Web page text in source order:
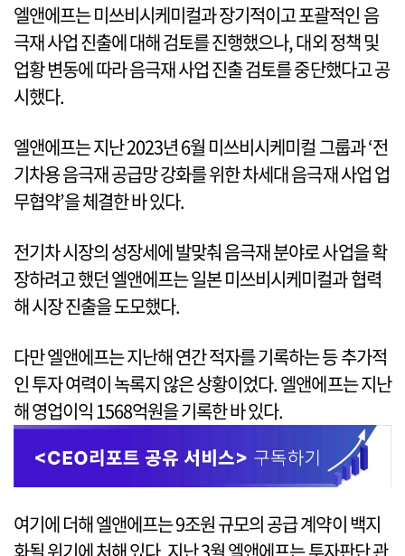
엘앤에프는 미쓰비시케미컬과 장기적이고 포괄적인 음
극재 사업 진출에 대해 검토를 진행했으나, 대외 정책 및
업황 변동에 따라 음극재 사업 진출 검토를 중단했다고 공
시했다.
엘앤에프는 지난 2023년 6월 미쓰비시케미컬 그룹과 ‘전
기차용 음극재 공급망 강화를 위한 차세대 음극재 사업 업
무협약’을 체결한 바 있다.
전기차 시장의 성장세에 발맞춰 음극재 분야로 사업을 확
장하려고 했던 엘앤에프는 일본 미쓰비시케미컬과 협력
해 시장 진출을 도모했다.
다만 엘앤에프는 지난해 연간 적자를 기록하는 등 추가적
인 투자 여력이 녹록지 않은 상황이었다. 엘앤에프는 지난
해 영업이익 1568억원을 기록한 바 있다.
여기에 더해 엘앤에프는 9조원 규모의 공급 계약이 백지